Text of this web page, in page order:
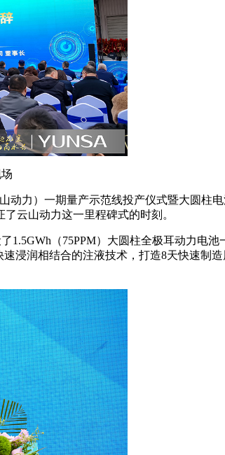
动力）一期量产示范线投产仪式暨大圆柱
云山动力这一里程碑式的时刻。
（75PPM）大圆柱全极耳动力电池
浸润相结合的注液技术，打造8天快速制